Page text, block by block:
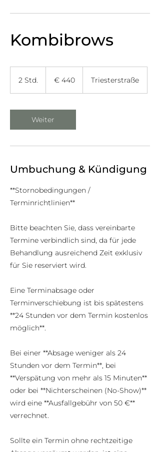
Kombibrows
2 Std.
d
.
€ 440 Triesterstraße
Weiter
Umbuchung & Kündigung
**Stornobedingungen /
Terminrichtlinien**
Bitte beachten Sie, dass vereinbarte
Termine verbindlich sind, da für jede
Behandlung ausreichend Zeit exklusiv
für Sie reserviert wird.
Eine Terminabsage oder
Terminverschiebung ist bis spätestens
**24 Stunden vor dem Termin kostenlos
möglich**.
Bei einer **Absage weniger als 24
Stunden vor dem Termin**, bei
**Verspätung von mehr als 15 Minuten**
oder bei **Nichterscheinen (No-Show)**
wird eine **Ausfallgebühr von 50 €**
verrechnet.
Sollte ein Termin ohne rechtzeitige